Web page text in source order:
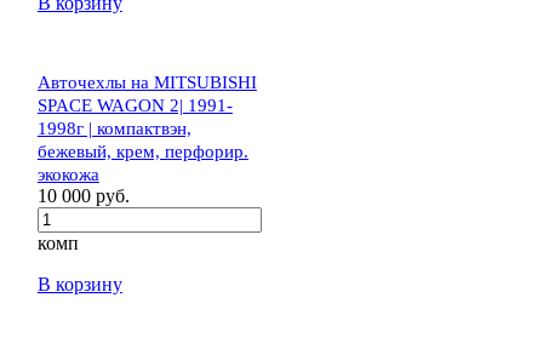
Авточехлы на MITSUBISHI
SPACE WAGON 2| 1991-
1998г | компактвэн,
бежевый, крем, перфорир.
экокожа
10 000 руб.
комп
В корзину